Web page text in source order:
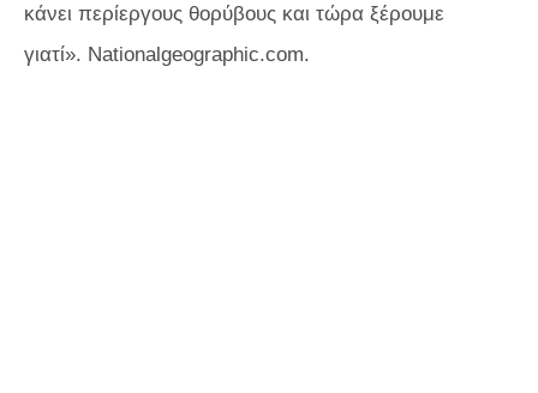
κάνει περίεργους θορύβους και τώρα ξέρουμε
γιατί». Nationalgeographic.com.